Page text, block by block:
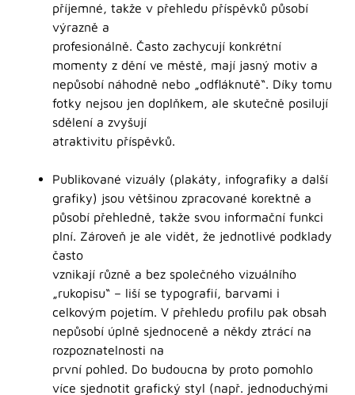
příjemné, takže v přehledu příspěvků působí
výrazně a
profesionálně. Často zachycují konkrétní
momenty z dění ve městě, mají jasný motiv a
nepůsobí náhodně nebo „odfláknutě“. Díky tomu
fotky nejsou jen doplňkem, ale skutečně posilují
sdělení a zvyšují
atraktivitu příspěvků.
Publikované vizuály (plakáty, infografiky a další
grafiky) jsou většinou zpracované korektně a
působí přehledně, takže svou informační funkci
plní. Zároveň je ale vidět, že jednotlivé podklady
často
vznikají různě a bez společného vizuálního
„rukopisu“ – liší se typografií, barvami i
celkovým pojetím. V přehledu profilu pak obsah
nepůsobí úplně sjednoceně a někdy ztrácí na
rozpoznatelnosti na
první pohled. Do budoucna by proto pomohlo
více sjednotit grafický styl (např. jednoduchými